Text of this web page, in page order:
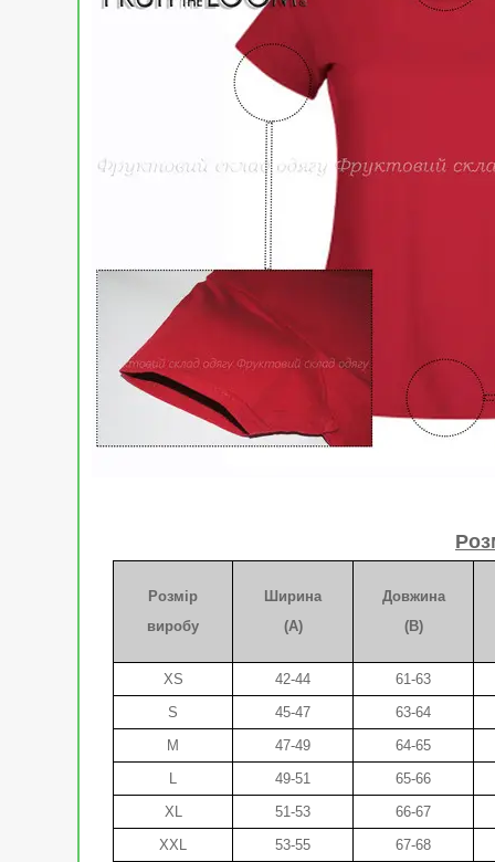
Розмір
виробу
Ширина
(A)
Довжина
(B)
XS 42-44
61-63
S
45-47
63-64
M
47-49
64-65
L
49-51
65-66
XL
51-53
66-67
XXL
53-55
67-68